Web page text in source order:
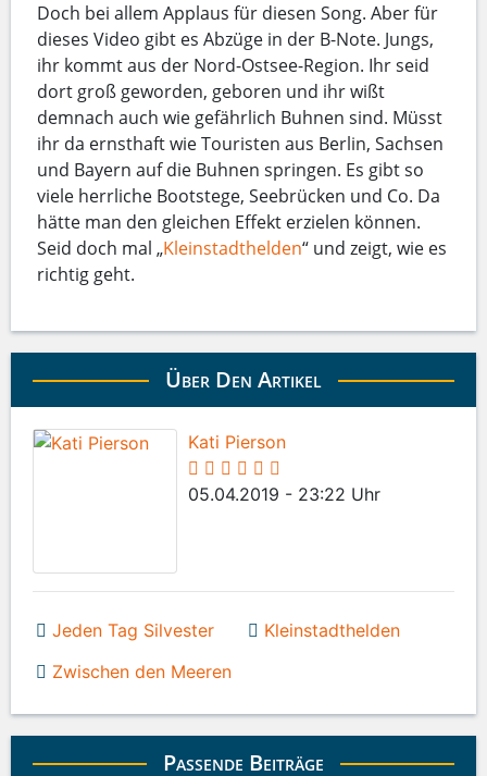
Doch bei allem Applaus für diesen Song. Aber für
dieses Video gibt es Abzüge in der B-Note. Jungs,
ihr kommt aus der Nord-Ostsee-Region. Ihr seid
dort groß geworden, geboren und ihr wißt
demnach auch wie gefährlich Buhnen sind. Müsst
ihr da ernsthaft wie Touristen aus Berlin, Sachsen
und Bayern auf die Buhnen springen. Es gibt so
viele herrliche Bootstege, Seebrücken und Co. Da
hätte man den gleichen Effekt erzielen können.
Seid doch mal „Kleinstadthelden“ und zeigt, wie es
richtig geht.
Über Den Artikel
Kati Pierson
05.04.2019 - 23:22 Uhr
Jeden Tag Silvester
Kleinstadthelden
Zwischen den Meeren
Passende Beiträge